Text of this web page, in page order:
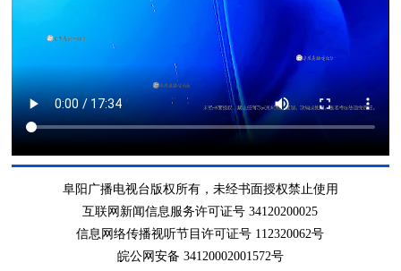
阜阳广播电视台版权所有，未经书面授权禁止使用
互联网新闻信息服务许可证号 34120200025
信息网络传播视听节目许可证号 112320062号
皖公网安备 34120002001572号